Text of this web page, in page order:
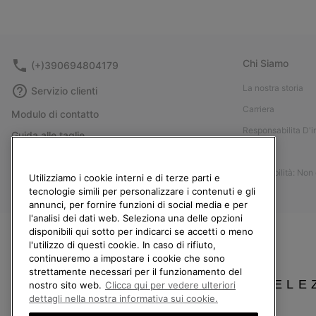
(+)390694804179
Servizio clienti
Modulo di contatto
Guida alle taglie
Resi
Recedi dal contratto
I miei ordini
Spedizione
Pagamento
Domande frequenti
Chi Siamo
La nostra storia
Carriera
Responsabilita
Accessibilità:
Utilizziamo i cookie interni e di terze parti e
tecnologie simili per personalizzare i contenuti e gli
annunci, per fornire funzioni di social media e per
l'analisi dei dati web. Seleziona una delle opzioni
disponibili qui sotto per indicarci se accetti o meno
l'utilizzo di questi cookie. In caso di rifiuto,
continueremo a impostare i cookie che sono
strettamente necessari per il funzionamento del
nostro sito web. Clicca qui per vedere ulteriori
dettagli nella nostra informativa sui cookie.